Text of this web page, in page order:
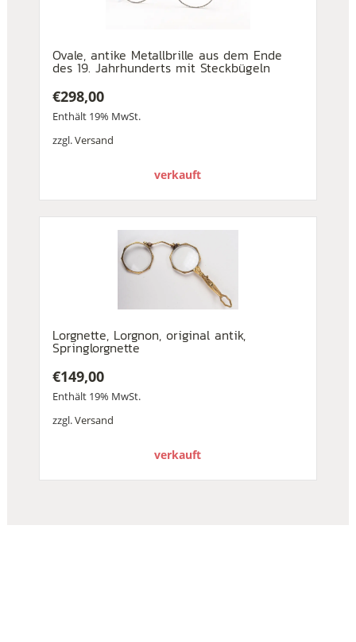
Ovale, antike Metallbrille aus dem Ende
des 19. Jahrhunderts mit Steckbügeln
€298,00
Enthält 19% MwSt.
zzgl.Versand
verkauft
Lorgnette, Lorgnon, original antik,
Springlorgnette
€149,00
Enthält 19% MwSt.
zzgl.Versand
verkauft